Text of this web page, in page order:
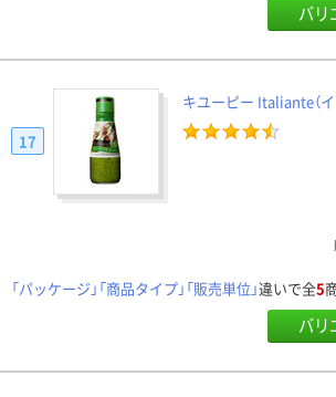
バリ
キユーピー Italiante（イ
17
「パッケージ」「商品タイプ」「販売単位」違いで全5
バリ